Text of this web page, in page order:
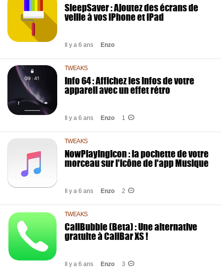
SleepSaver : Ajoutez des écrans de
veille à vos iPhone et iPad
Il y a 6 ans Enzo
TWEAKS
Info 64 : Affichez les infos de votre
appareil avec un effet rétro
Il y a 6 ans Enzo 1
TWEAKS
NowPlayingIcon : la pochette de votre
morceau sur l'icône de l'app Musique
Il y a 6 ans Enzo 2
TWEAKS
CallBubble (Beta) : Une alternative
gratuite à CallBar XS !
Il y a 6 ans Enzo 3